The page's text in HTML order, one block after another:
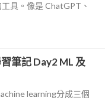
具。像是 ChatGPT、
筆記 Day2 ML 及
learning分成三個